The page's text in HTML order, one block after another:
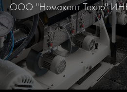
ООО "Номаконт Техно"